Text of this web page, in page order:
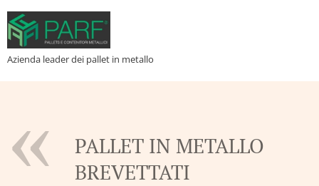
Azienda leader dei pallet in metallo
PALLET IN METALLO
BREVETTATI